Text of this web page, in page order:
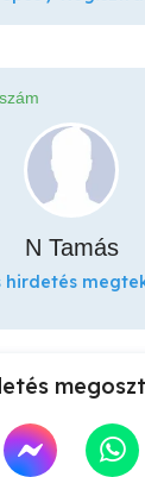
N Tamás
hirdetés